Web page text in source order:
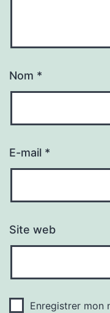
Nom *
E-mail *
Site web
Enregistrer mon